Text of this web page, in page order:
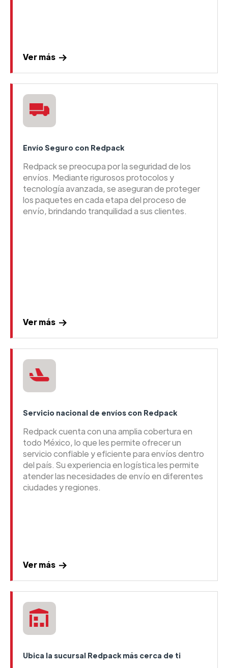
Ver más
Envío Seguro con Redpack
Redpack se preocupa por la seguridad de los
envíos. Mediante rigurosos protocolos y
tecnología avanzada, se aseguran de proteger
los paquetes en cada etapa del proceso de
envío, brindando tranquilidad a sus clientes.
Ver más
Servicio nacional de envíos con Redpack
Redpack cuenta con una amplia cobertura en
todo México, lo que les permite ofrecer un
servicio confiable y eficiente para envíos dentro
del país. Su experiencia en logística les permite
atender las necesidades de envío en diferentes
ciudades y regiones.
Ver más
Ubica la sucursal Redpack más cerca de ti